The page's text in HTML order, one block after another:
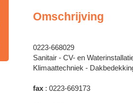
Omschrijving
0223-668029
Sanitair - CV- en
Klimaattechniek -
fax : 0223-669173